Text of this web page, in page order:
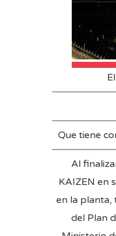
Que tiene
Al
KAIZEN en
en la planta,
del Plan